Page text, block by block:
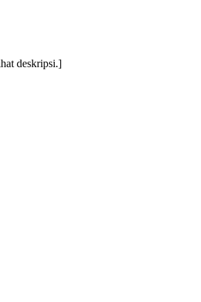
deskripsi.]